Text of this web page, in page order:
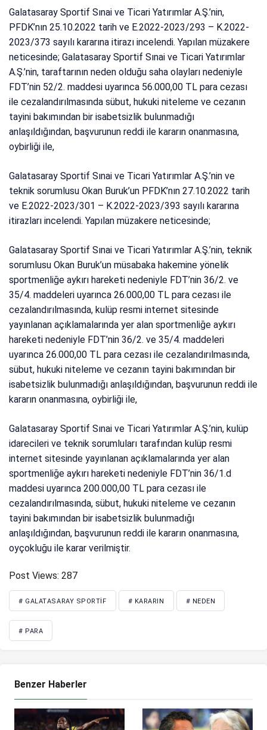
Galatasaray Sportif Sınai ve Ticari Yatırımlar A.Ş.’nin,
PFDK’nın 25.10.2022 tarih ve E.2022-2023/293 – K.2022-
2023/373 sayılı kararına itirazı incelendi. Yapılan müzakere
neticesinde; Galatasaray Sportif Sınai ve Ticari Yatırımlar
A.Ş.’nin, taraftarının neden olduğu saha olayları nedeniyle
FDT’nin 52/2. maddesi uyarınca 56.000,00 TL para cezası
ile cezalandırılmasında sübut, hukuki niteleme ve cezanın
tayini bakımından bir isabetsizlik bulunmadığı
anlaşıldığından, başvurunun reddi ile kararın onanmasına,
oybirliği ile,
Galatasaray Sportif Sınai ve Ticari Yatırımlar A.Ş.’nin ve
teknik sorumlusu Okan Buruk’un PFDK’nın 27.10.2022 tarih
ve E.2022-2023/301 – K.2022-2023/393 sayılı kararına
itirazları incelendi. Yapılan müzakere neticesinde;
Galatasaray Sportif Sınai ve Ticari Yatırımlar A.Ş.’nin, teknik
sorumlusu Okan Buruk’un müsabaka hakemine yönelik
sportmenliğe aykırı hareketi nedeniyle FDT’nin 36/2. ve
35/4. maddeleri uyarınca 26.000,00 TL para cezası ile
cezalandırılmasında, kulüp resmi internet sitesinde
yayınlanan açıklamalarında yer alan sportmenliğe aykırı
hareketi nedeniyle FDT’nin 36/2. ve 35/4. maddeleri
uyarınca 26.000,00 TL para cezası ile cezalandırılmasında,
sübut, hukuki niteleme ve cezanın tayini bakımından bir
isabetsizlik bulunmadığı anlaşıldığından, başvurunun reddi ile
kararın onanmasına, oybirliği ile,
Galatasaray Sportif Sınai ve Ticari Yatırımlar A.Ş.’nin, kulüp
idarecileri ve teknik sorumluları tarafından kulüp resmi
internet sitesinde yayınlanan açıklamalarında yer alan
sportmenliğe aykırı hareketi nedeniyle FDT’nin 36/1.d
maddesi uyarınca 200.000,00 TL para cezası ile
cezalandırılmasında, sübut, hukuki niteleme ve cezanın
tayini bakımından bir isabetsizlik bulunmadığı
anlaşıldığından, başvurunun reddi ile kararın onanmasına,
oyçokluğu ile karar verilmiştir.
Post Views: 287
# GALATASARAY SPORTIF # KARARIN # NEDEN
# PARA
Benzer Haberler